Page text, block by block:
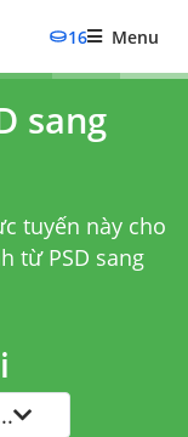
16 Menu
sang
tuyến này cho
từ PSD sang